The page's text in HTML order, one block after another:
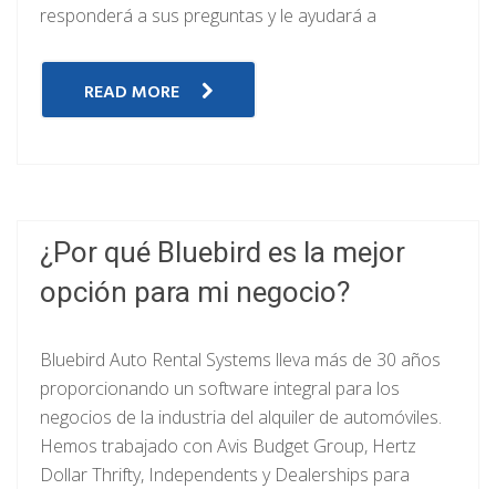
responderá a sus preguntas y le ayudará a
READ MORE
¿Por qué Bluebird es la mejor
opción para mi negocio?
Bluebird Auto Rental Systems lleva más de 30 años
proporcionando un software integral para los
negocios de la industria del alquiler de automóviles.
Hemos trabajado con Avis Budget Group, Hertz
Dollar Thrifty, Independents y Dealerships para